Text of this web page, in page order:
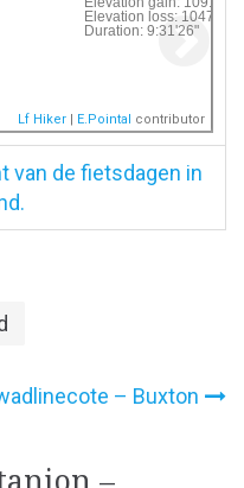
Elevation loss: 1047 m
Duration: 9:31'26"
Lf Hiker | E.Pointal contributor
van de fietsdagen in
– Buxton
–